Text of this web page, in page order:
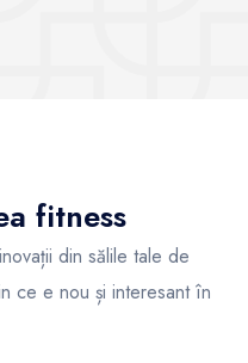
fitness
din sălile tale de
ce e nou și interesant în